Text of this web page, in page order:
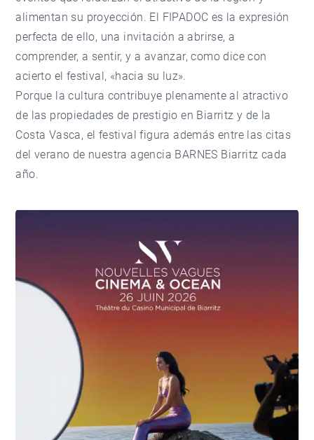
alimentan su proyección. El FIPADOC es la expresión
perfecta de ello, una invitación a abrirse, a
comprender, a sentir, y a avanzar, como dice con
acierto el festival, «hacia su luz».
Porque la cultura contribuye plenamente al atractivo
de las propiedades de prestigio en Biarritz y de la
Costa Vasca, el festival figura además entre lascitas
del verano de nuestraagencia BARNES Biarritz cada
año.